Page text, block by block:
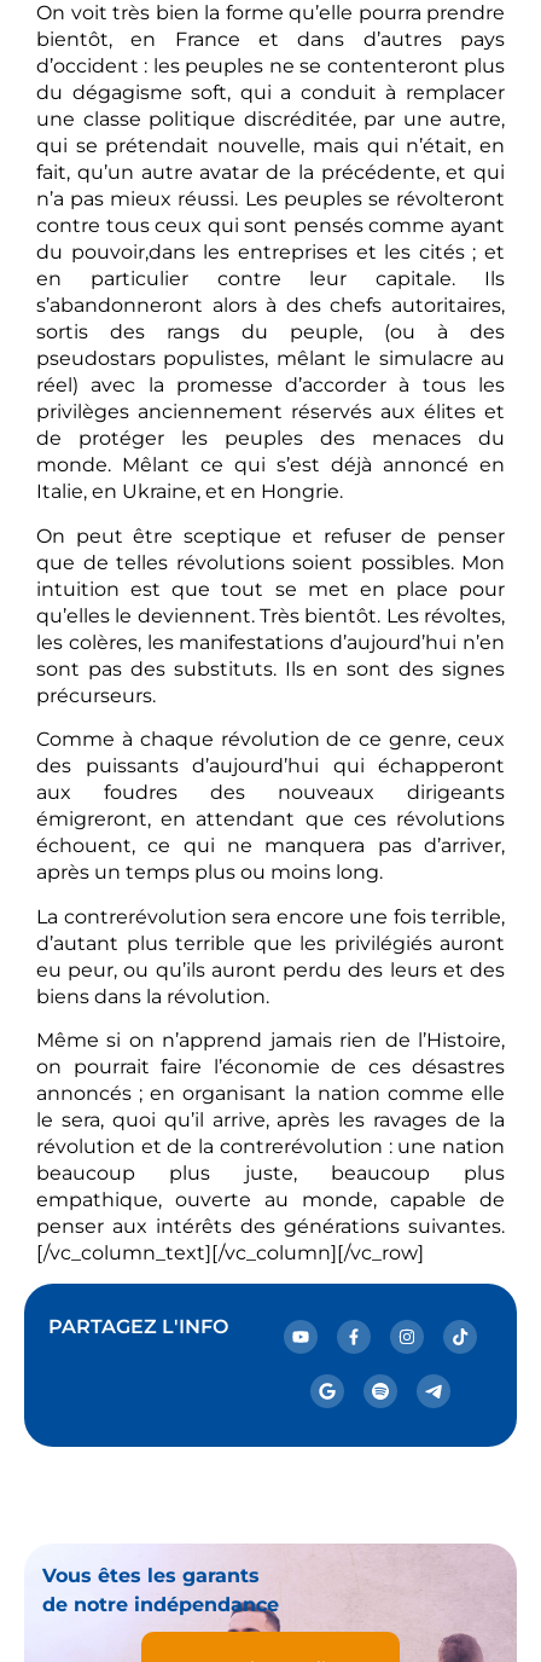
On voit très bien la forme qu’elle pourra prendre
bientôt, en France et dans d’autres pays
d’occident : les peuples ne se contenteront plus
du dégagisme soft, qui a conduit à remplacer
une classe politique discréditée, par une autre,
qui se prétendait nouvelle, mais qui n’était, en
fait, qu’un autre avatar de la précédente, et qui
n’a pas mieux réussi. Les peuples se révolteront
contre tous ceux qui sont pensés comme ayant
du pouvoir,dans les entreprises et les cités ; et
en particulier contre leur capitale. Ils
s’abandonneront alors à des chefs autoritaires,
sortis des rangs du peuple, (ou à des
pseudostars populistes, mêlant le simulacre au
réel) avec la promesse d’accorder à tous les
privilèges anciennement réservés aux élites et
de protéger les peuples des menaces du
monde. Mêlant ce qui s’est déjà annoncé en
Italie, en Ukraine, et en Hongrie.
On peut être sceptique et refuser de penser
que de telles révolutions soient possibles. Mon
intuition est que tout se met en place pour
qu’elles le deviennent. Très bientôt. Les révoltes,
les colères, les manifestations d’aujourd’hui n’en
sont pas des substituts. Ils en sont des signes
précurseurs.
Comme à chaque révolution de ce genre, ceux
des puissants d’aujourd’hui qui échapperont
aux foudres des nouveaux dirigeants
émigreront, en attendant que ces révolutions
échouent, ce qui ne manquera pas d’arriver,
après un temps plus ou moins long.
La contrerévolution sera encore une fois terrible,
d’autant plus terrible que les privilégiés auront
eu peur, ou qu’ils auront perdu des leurs et des
biens dans la révolution.
Même si on n’apprend jamais rien de l’Histoire,
on pourrait faire l’économie de ces désastres
annoncés ; en organisant la nation comme elle
le sera, quoi qu’il arrive, après les ravages de la
révolution et de la contrerévolution : une nation
beaucoup plus juste, beaucoup plus
empathique, ouverte au monde, capable de
penser aux intérêts des générations suivantes.
[/vc_column_text][/vc_column][/vc_row]
PARTAGEZ L'INFO
Vous êtes les garants
de notre indépendance